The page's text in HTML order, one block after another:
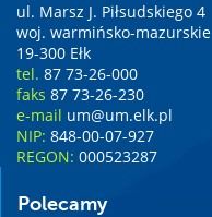
ul. Marsz J. Piłsudskiego 4
woj. warmińsko-mazurskie
19-300 Ełk
tel. 87 73-26-000
faks 87 73-26-230
e-mail um@um.elk.pl
NIP: 848-00-07-927
REGON: 000523287
Polecamy